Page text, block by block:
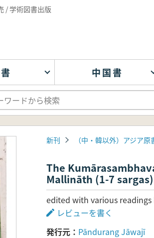
/ 学術図書出版
中国書
新刊 （中・韓以外）アジア原
The
Mallināth (1-7
edited with various readings
レビューを書く
発行元
Pāndurang Jāwajī